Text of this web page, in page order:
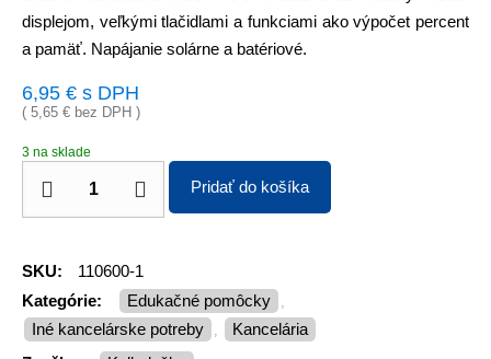
displejom, veľkými tlačidlami a funkciami ako výpočet percent
a pamäť. Napájanie solárne a batériové.
6,95 € s DPH
( 5,65 € bez DPH )
3 na sklade
Pridať do košíka
SKU:
110600-1
Kategórie:
Edukačné pomôcky ,
Iné kancelárske potreby ,
Kancelária